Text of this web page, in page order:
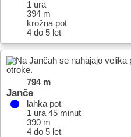
1 ura
394 m
krožna pot
4 do 5 let
794 m
Janče
lahka pot
1 ura 45 minut
390 m
4 do 5 let